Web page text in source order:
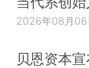
2026年08月06
贝恩资本